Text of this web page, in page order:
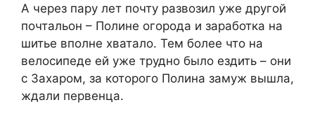
А через пару лет почту развозил уже другой
почтальон – Полине огорода и заработка на
шитье вполне хватало. Тем более что на
велосипеде ей уже трудно было ездить – они
с Захаром, за которого Полина замуж вышла,
ждали первенца.